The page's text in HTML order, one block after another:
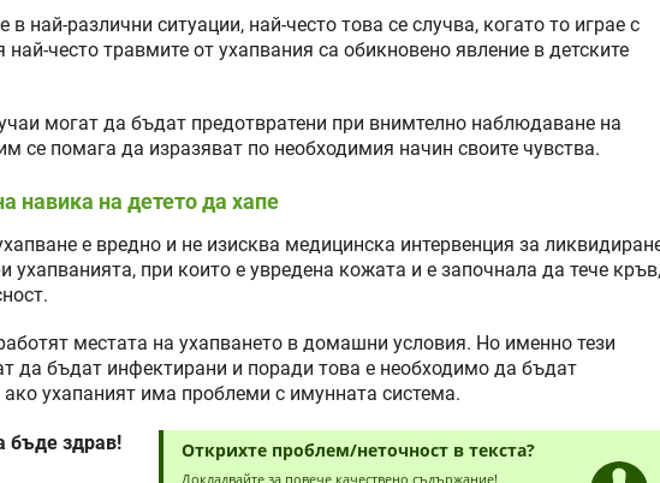
най-различни ситуации, най-често това се случва, когато то играе с
често травмите от ухапвания са обикновено явление в детските
могат да бъдат предотвратени при внимтелно наблюдаване на
се помага да изразяват по необходимия начин своите чувства.
навика на детето да хапе
е вредно и не изисква медицинска интервенция за
ухапванията, при които е увредена кожата и е започнала да тече кръв,
местата на ухапването в домашни условия. Но именно тези
да бъдат инфектирани и поради това е необходимо да бъдат
ухапаният има проблеми с имунната система.
бъде здрав! Открихте проблем/неточност в текста?
Докладвайте за повече качествено съдържание!